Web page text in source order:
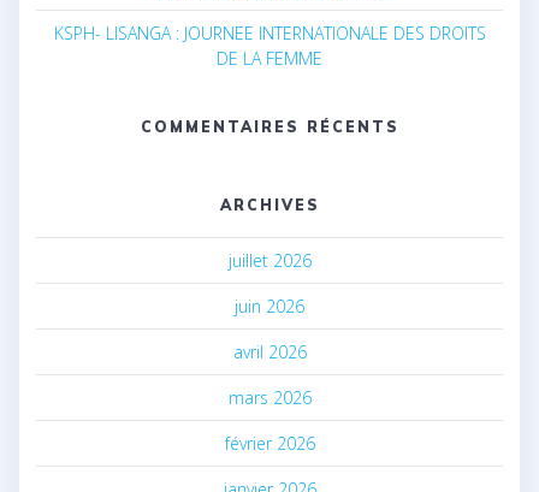
KSPH- LISANGA : JOURNEE INTERNATIONALE DES DROITS
DE LA FEMME
COMMENTAIRES RÉCENTS
ARCHIVES
juillet 2026
juin 2026
avril 2026
mars 2026
février 2026